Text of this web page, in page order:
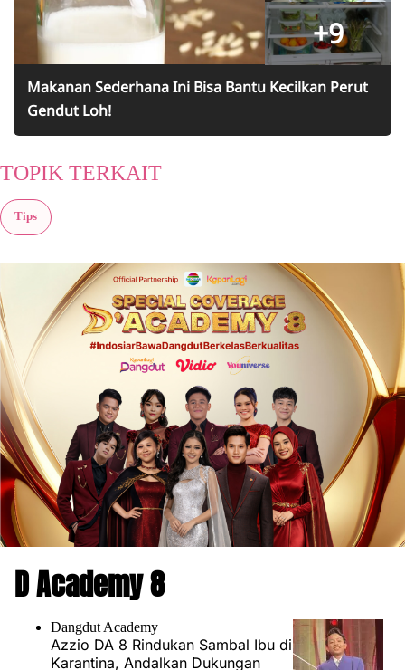
+9
Makanan Sederhana Ini Bisa Bantu Kecilkan Perut
Gendut Loh!
TOPIK TERKAIT
Tips
D Academy 8
Dangdut Academy
Azzio DA 8 Rindukan Sambal Ibu di
Karantina, Andalkan Dukungan